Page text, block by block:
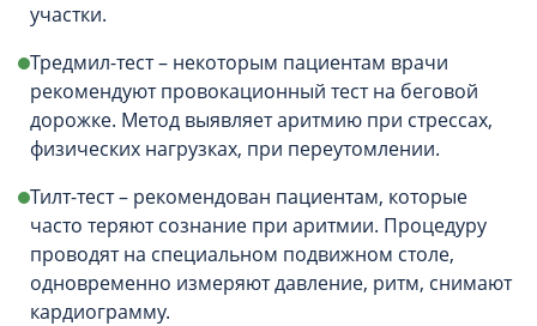
участки.
Тредмил-тест – некоторым пациентам врачи
рекомендуют провокационный тест на беговой
дорожке. Метод выявляет аритмию при стрессах,
физических нагрузках, при переутомлении.
Тилт-тест – рекомендован пациентам, которые
часто теряют сознание при аритмии. Процедуру
проводят на специальном подвижном столе,
одновременно измеряют давление, ритм, снимают
кардиограмму.